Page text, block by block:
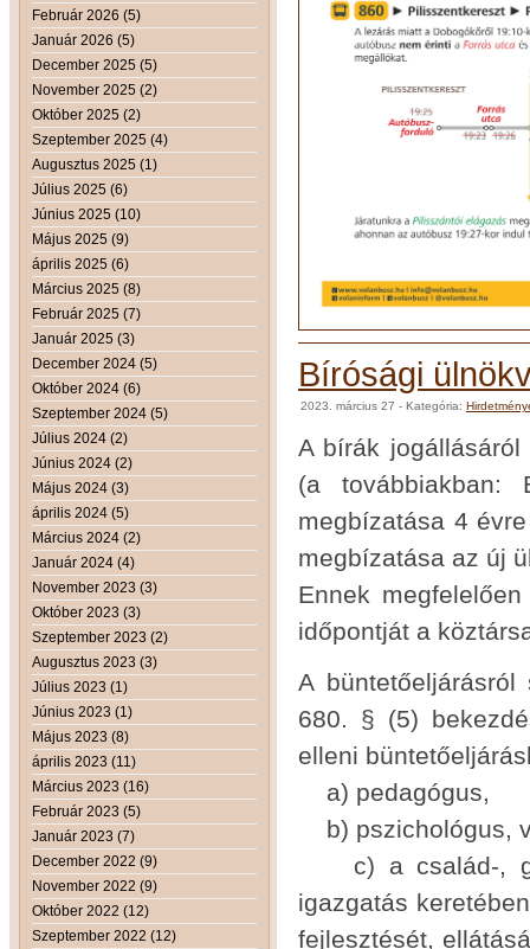
Február 2026 (5)
Január 2026 (5)
December 2025 (5)
November 2025 (2)
Október 2025 (2)
Szeptember 2025 (4)
Augusztus 2025 (1)
Július 2025 (6)
Június 2025 (10)
Május 2025 (9)
április 2025 (6)
Március 2025 (8)
Február 2025 (7)
Január 2025 (3)
December 2024 (5)
Október 2024 (6)
Szeptember 2024 (5)
Július 2024 (2)
Június 2024 (2)
Május 2024 (3)
április 2024 (5)
Március 2024 (2)
Január 2024 (4)
November 2023 (3)
Október 2023 (3)
Szeptember 2023 (2)
Augusztus 2023 (3)
Július 2023 (1)
Június 2023 (1)
Május 2023 (8)
április 2023 (11)
Március 2023 (16)
Február 2023 (5)
Január 2023 (7)
December 2022 (9)
November 2022 (9)
Október 2022 (12)
Szeptember 2022 (12)
Bírósági
2023. március 27 - Kategória:
A bírák
(a
megbízatása 4
megbízatása az új
Ennek
időpontját a
A
680. § (5)
elleni
a) pedagógus,
b) pszichológus,
c) a család-,
igazgatás
fejlesztését,